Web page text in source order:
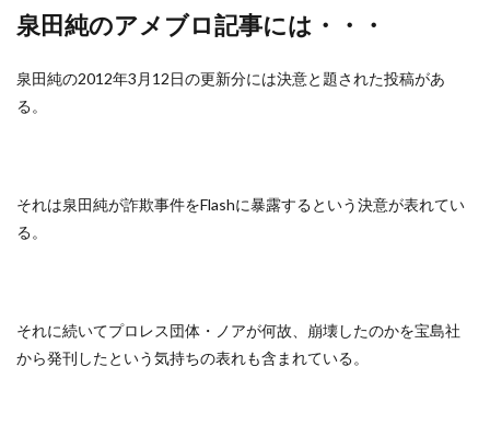
泉田純のアメブロ記事には・・・
泉田純の2012年3月12日の更新分には決意と題された投稿があ
る。
それは泉田純が詐欺事件をFlashに暴露するという決意が表れてい
る。
それに続いてプロレス団体・ノアが何故、崩壊したのかを宝島社
から発刊したという気持ちの表れも含まれている。